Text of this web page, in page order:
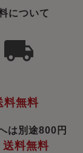
について
料無料
は別途800円
送料無料